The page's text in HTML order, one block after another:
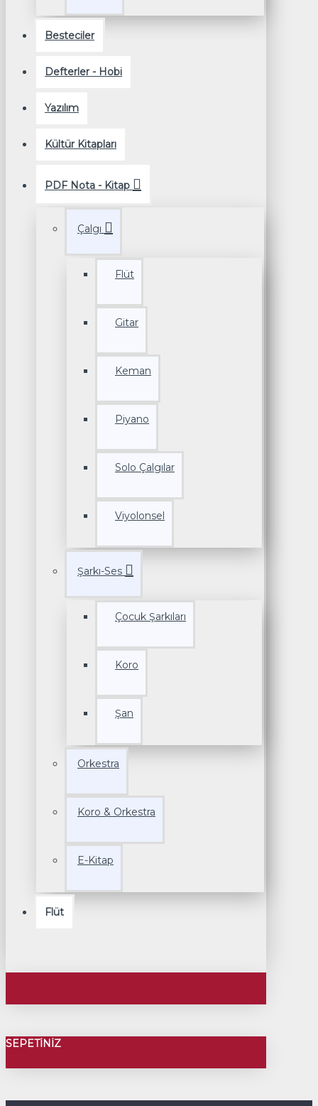
Besteciler
Defterler - Hobi
Yazılım
Kültür Kitapları
PDF Nota - Kitap
Çalgı
Flüt
Gitar
Keman
Piyano
Solo Çalgılar
Viyolonsel
Şarkı-Ses
Çocuk Şarkıları
Koro
Şan
Orkestra
Koro & Orkestra
E-Kitap
Flüt
SEPETINIZ